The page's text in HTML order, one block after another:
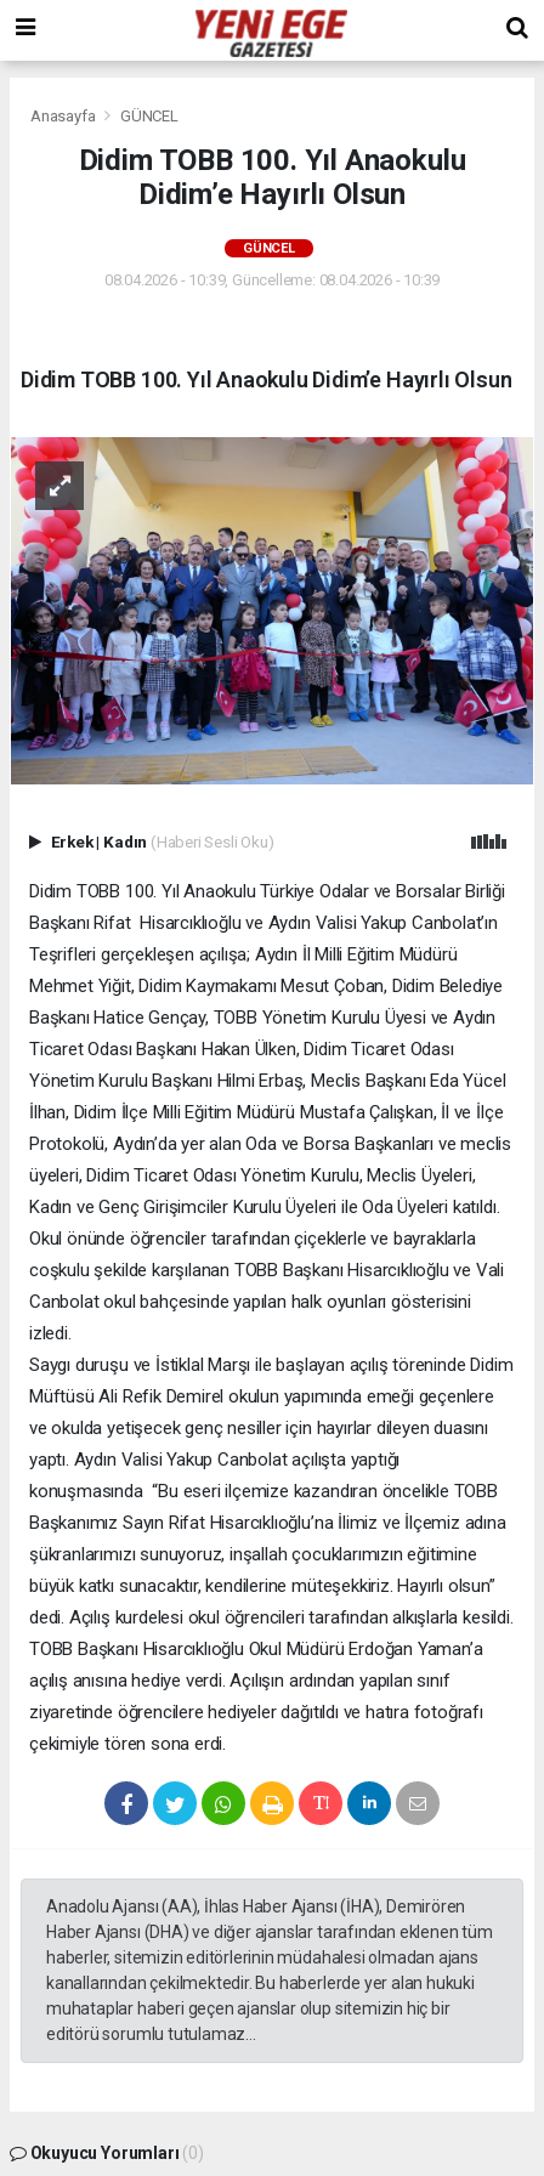
Anasayfa GÜNCEL
Didim TOBB 100. Yıl Anaokulu
Didim’e Hayırlı Olsun
GÜNCEL
08.04.2026 - 10:39, Güncelleme: 08.04.2026 - 10:39
Didim TOBB 100. Yıl Anaokulu Didim’e Hayırlı Olsun
Erkek| Kadın (Haberi Sesli Oku)
Didim TOBB 100. Yıl Anaokulu Türkiye Odalar ve Borsalar Birliği
Başkanı Rifat Hisarcıklıoğlu ve Aydın Valisi Yakup Canbolat’ın
Teşrifleri gerçekleşen açılışa; Aydın İl Milli Eğitim Müdürü
Mehmet Yiğit, Didim Kaymakamı Mesut Çoban, Didim Belediye
Başkanı Hatice Gençay, TOBB Yönetim Kurulu Üyesi ve Aydın
Ticaret Odası Başkanı Hakan Ülken, Didim Ticaret Odası
Yönetim Kurulu Başkanı Hilmi Erbaş, Meclis Başkanı Eda Yücel
İlhan, Didim İlçe Milli Eğitim Müdürü Mustafa Çalışkan, İl ve İlçe
Protokolü, Aydın’da yer alan Oda ve Borsa Başkanları ve meclis
üyeleri, Didim Ticaret Odası Yönetim Kurulu, Meclis Üyeleri,
Kadın ve Genç Girişimciler Kurulu Üyeleri ile Oda Üyeleri katıldı.
Okul önünde öğrenciler tarafından çiçeklerle ve bayraklarla
coşkulu şekilde karşılanan TOBB Başkanı Hisarcıklıoğlu ve Vali
Canbolat okul bahçesinde yapılan halk oyunları gösterisini
izledi.
Saygı duruşu ve İstiklal Marşı ile başlayan açılış töreninde Didim
Müftüsü Ali Refik Demirel okulun yapımında emeği geçenlere
ve okulda yetişecek genç nesiller için hayırlar dileyen duasını
yaptı. Aydın Valisi Yakup Canbolat açılışta yaptığı
konuşmasında “Bu eseri ilçemize kazandıran öncelikle TOBB
Başkanımız Sayın Rifat Hisarcıklıoğlu’na İlimiz ve İlçemiz adına
şükranlarımızı sunuyoruz, inşallah çocuklarımızın eğitimine
büyük katkı sunacaktır, kendilerine müteşekkiriz. Hayırlı olsun”
dedi. Açılış kurdelesi okul öğrencileri tarafından alkışlarla kesildi.
TOBB Başkanı Hisarcıklıoğlu Okul Müdürü Erdoğan Yaman’a
açılış anısına hediye verdi. Açılışın ardından yapılan sınıf
ziyaretinde öğrencilere hediyeler dağıtıldı ve hatıra fotoğrafı
çekimiyle tören sona erdi.
Anadolu Ajansı (AA), İhlas Haber Ajansı (İHA), Demirören
Haber Ajansı (DHA) ve diğer ajanslar tarafından eklenen tüm
haberler, sitemizin editörlerinin müdahalesi olmadan ajans
kanallarından çekilmektedir. Bu haberlerde yer alan hukuki
muhataplar haberi geçen ajanslar olup sitemizin hiç bir
editörü sorumlu tutulamaz...
Okuyucu Yorumları (0)